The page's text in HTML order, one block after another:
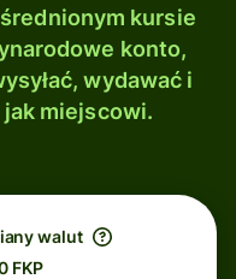
kursie
konto,
wydawać i
miejscowi.
walut
FKP